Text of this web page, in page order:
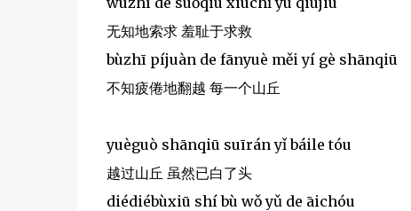
无知地索求 羞耻于求救
bùzhī píjuàn de fānyuè měi yí gè shānqiū
不知疲倦地翻越 每一个山丘
yuèguò shānqiū suīrán yǐ báile tóu
越过山丘 虽然已白了头
diédiébùxiū shí bù wǒ yǔ de āichóu